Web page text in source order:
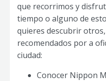
que recorrimos y
tiempo o alguno de
quieres descubrir
recomendados por a
ciudad:
Conocer Nippon